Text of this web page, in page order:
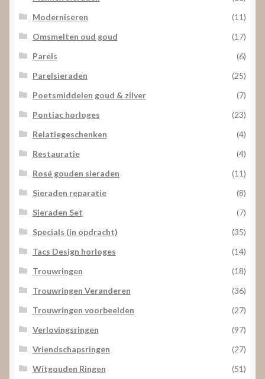
Moderniseren
(11)
Omsmelten oud goud
(17)
Parels
(6)
Parelsieraden
(25)
Poetsmiddelen goud & zilver
(7)
Pontiac horloges
(23)
Relatiegeschenken
(4)
Restauratie
(4)
Rosé gouden sieraden
(11)
Sieraden reparatie
(8)
Sieraden Set
(7)
Specials (in opdracht)
(35)
Tacs Design horloges
(14)
Trouwringen
(18)
Trouwringen Veranderen
(36)
Trouwringen voorbeelden
(27)
Verlovingsringen
(97)
Vriendschapsringen
(27)
Witgouden Ringen
(51)